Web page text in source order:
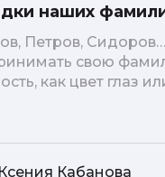
наших
Петров,
свою
как цвет глаз
или,
фамилией, и
Ксения Кабанова